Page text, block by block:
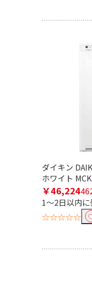
ダイキン
ホワイト
￥46,224
1～2日以内
☆☆☆☆☆
価格で絞り込む
円
リモコンで絞り込む